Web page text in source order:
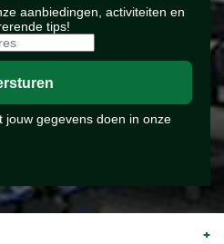
aanbiedingen, activiteiten en
tips!
jouw gegevens doen in onze